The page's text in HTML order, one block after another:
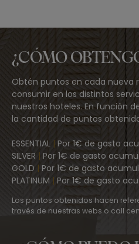
¿CÓMO
Obtén puntos en cada nueva
consumir en los distintos
nuestros hoteles. En función
la cantidad de puntos
ESSENTIAL | Por 1€ de gasto
SILVER | Por 1€ de gasto
GOLD | Por 1€ de gasto
PLATINUM | Por 1€ de gasto
Los puntos obtenidos hacen
través de nuestras webs o call